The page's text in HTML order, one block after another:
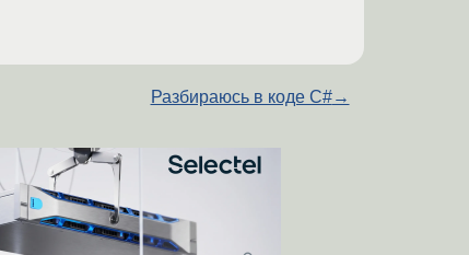
Разбираюсь в коде С#→